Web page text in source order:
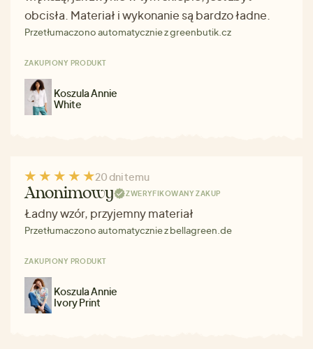
obcisła. Materiał i wykonanie są bardzo ładne.
Przetłumaczono automatycznie z greenbutik.cz
ZAKUPIONY PRODUKT
Koszula Annie
White
20 dni temu
Anonimowy ZWERYFIKOWANY ZAKUP
Ładny wzór, przyjemny materiał
Przetłumaczono automatycznie z bellagreen.de
ZAKUPIONY PRODUKT
Koszula Annie
Ivory Print